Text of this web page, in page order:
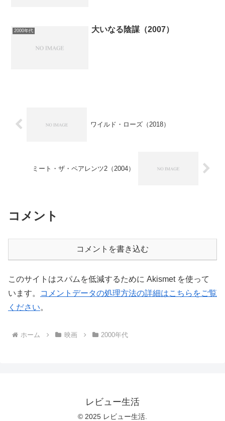
似ている気がして、徐々に...
2000年代 大いなる陰謀（2007）
ワイルド・ローズ（2018）
ミート・ザ・ペアレンツ2（2004）
コメント
コメントを書き込む
このサイトはスパムを低減するために Akismet を使って
います。
コメントデータの処理方法の詳細はこちらをご覧
ください。
ホーム 映画 2000年代
レビュー生活
© 2025 レビュー生活.